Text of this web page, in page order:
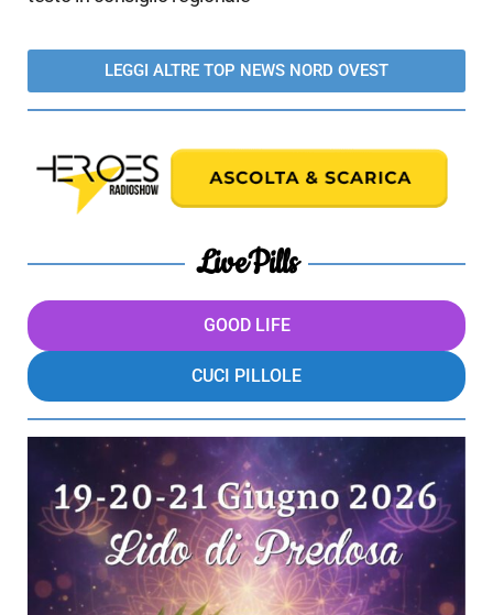
LEGGI ALTRE TOP NEWS NORD OVEST
LivePills
GOOD LIFE
CUCI PILLOLE